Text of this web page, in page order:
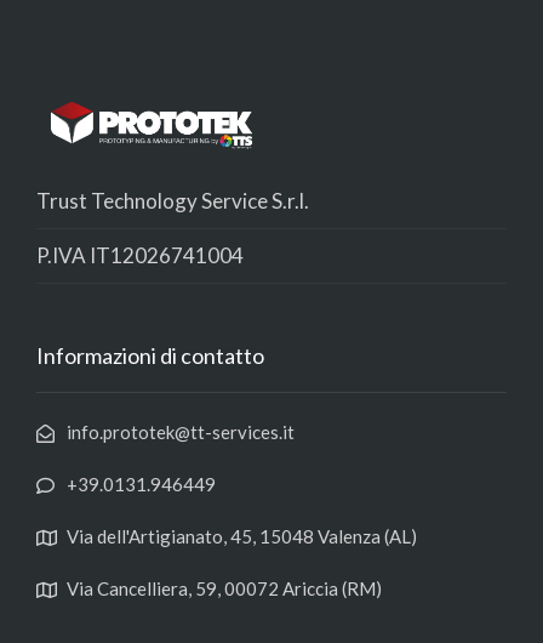
Trust Technology Service S.r.l.
P.IVA IT12026741004
Informazioni di contatto
info.prototek@tt-services.it
+39.0131.946449
Via dell'Artigianato, 45, 15048 Valenza (AL)
Via Cancelliera, 59, 00072 Ariccia (RM)